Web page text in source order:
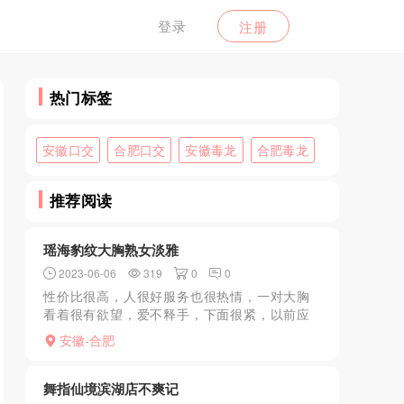
登录 注册
热门标签
安徽口交 合肥口交 安徽毒龙 合肥毒龙
推荐阅读
瑶海豹纹大胸熟女淡雅
2023-06-06 319 0 0
性价比很高，人很好服务也很热情，一对大胸
看着很有欲望，爱不释手，下面很紧，以前应
该没怎么被开发，很爽。.............
安徽-合肥
舞指仙境滨湖店不爽记